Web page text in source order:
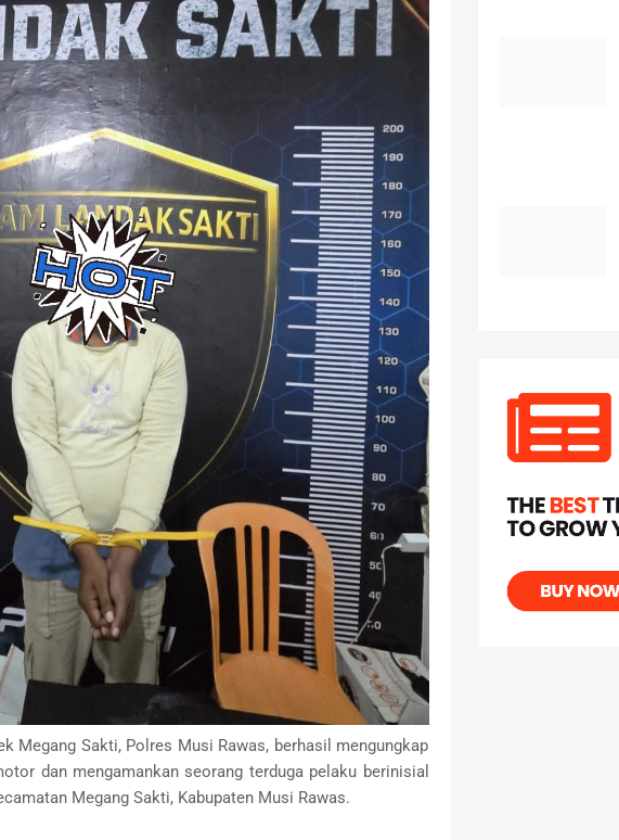
Megang Sakti, Polres Musi Rawas, berhasil mengungkap
dan mengamankan seorang terduga pelaku berinisial
Megang Sakti, Kabupaten Musi Rawas.